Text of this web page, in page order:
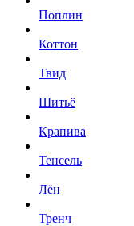
Поплин
Коттон
Твид
Шитьё
Крапива
Тенсель
Лён
Тренч